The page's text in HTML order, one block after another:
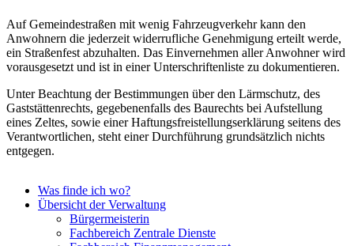
Auf Gemeindestraßen mit wenig Fahrzeugverkehr kann den
Anwohnern die jederzeit widerrufliche Genehmigung erteilt werde,
ein Straßenfest abzuhalten. Das Einvernehmen aller Anwohner wird
vorausgesetzt und ist in einer Unterschriftenliste zu dokumentieren.
Unter Beachtung der Bestimmungen über den Lärmschutz, des
Gaststättenrechts, gegebenenfalls des Baurechts bei Aufstellung
eines Zeltes, sowie einer Haftungsfreistellungserklärung seitens des
Verantwortlichen, steht einer Durchführung grundsätzlich nichts
entgegen.
Was finde ich wo?
Übersicht der Verwaltung
Bürgermeisterin
Fachbereich Zentrale Dienste